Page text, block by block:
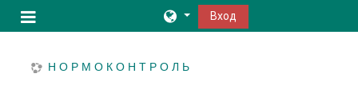
Боковая панель
Вход
Н О Р М О К О Н Т Р О Л Ь